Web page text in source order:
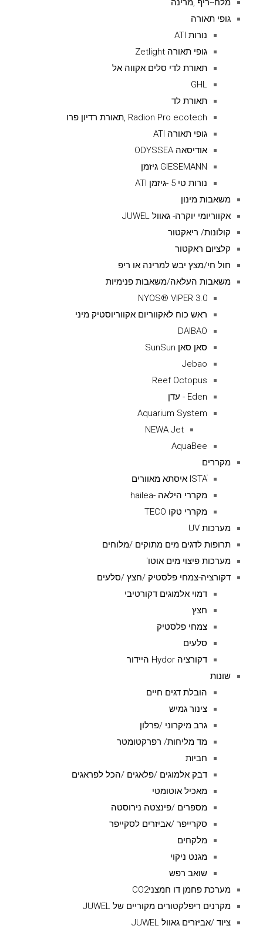
מלח--ריף ,מרינה
גופי תאורה
נורות ATI
גופי תאורה Zetlight
תאורת לדי סלים אקווה אל
GHL
תאורת לד
Radion Pro ecotech ,תאורת רדיון פרו
גופי תאורה ATI
אודיסאה ODYSSEA
GIESEMANN גיזמן
נורות טי 5 -גיזמן ATI
משאבות מינון
אקווריומי יוקרה- גאוול JUWEL
קולונות/ ריאקטור
קלציום ראקטור
חול חי/מצץ יבש למרינה או ריפ
משאבות העלאה/משאבות פנימיות
NYOS® VIPER 3.0
ראש כוח לאקווריום אקווריוסטיק מיני
DAIBAO
סאן סאן SunSun
Jebao
Reef Octopus
Eden - עדן
Aquarium System
NEWA Jet
AquaBee
מקררים
ISTAׁׂ איסתא מאוורים
מקררי הילאה -hailea
מקררי טקו TECO
מערכות UV
תרופות לדגים מים מתוקים /מלוחים
מערכות פיצוי מים אוטו'
דקורציה-צמחי פלסטיק /חצץ /סלעים
דמוי אלמוגים דקורטיבי
חצץ
צמחי פלסטיק
סלעים
דקורציה Hydor היידור
שונות
הובלת דגים חיים
צינור גמיש
גרב מיקרוני /פרלון
מד מליחות/ רפרקטומטר
חביות
דבק אלמוגים /פלאגים /הכל לפראגים
מאכיל אוטומטי
מספרים /פינצטה נירוסטה
סקרייפר /אביזרים לסקייפר
מלקחים
מגנט ניקוי
שואב רפש
מערכת פחמן דו חמצניCO2
מקרנים ריפלקטורים מקוריים של JUWEL
ציוד /אביזרים גאוול JUWEL